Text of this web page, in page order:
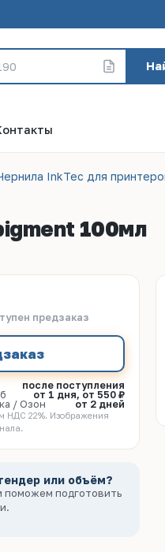
InkTec для
100мл
предзаказ
после поступления
от 1 дня, от 550 ₽
/ Озон
от 2 дней
НДС 22%. Изображения
или объём?
поможем подготовить